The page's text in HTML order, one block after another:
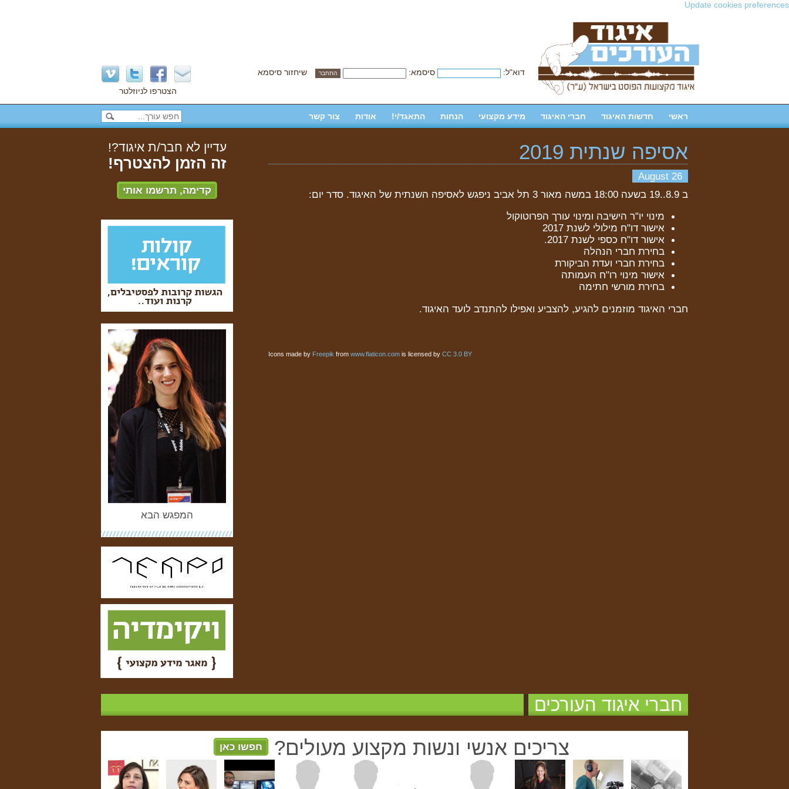
Update cookies preferences
דוא"ל: סיסמא:
שיחזור סיסמא
הצטרפו לניוזלטר
ראשי חדשות האיגוד חברי האיגוד מידע מקצועי הנחות התאגד/י! אודות צור קשר
אסיפה שנתית 2019
26 August
ב 8.9..19 בשעה 18:00 במשה מאור 3 תל אביב ניפגש לאסיפה השנתית של האיגוד. סדר יום:
מינוי יו"ר הישיבה ומינוי עורך הפרוטוקול
אישור דו"ח מילולי לשנת 2017
אישור דו"ח כספי לשנת 2017.
בחירת חברי הנהלה
בחירת חברי ועדת הביקורת
אישור מינוי רו"ח העמותה
בחירת מורשי חתימה
חברי האיגוד מוזמנים להגיע, להצביע ואפילו להתנדב לועד האיגוד.
Icons made by Freepik from www.flaticon.com is licensed by CC 3.0 BY
עדיין לא חבר/ת איגוד?!
זה הזמן להצטרף!
קדימה, תרשמו אותי
המפגש הבא
חברי איגוד העורכים
צריכים אנשי ונשות מקצוע מעולים? חפשו כאן